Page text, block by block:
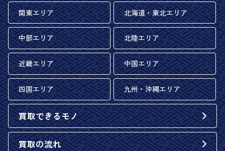
関東エリア 北海道・東北エリア
中部エリア 北陸エリア
近畿エリア 中国エリア
四国エリア 九州・沖縄エリア
買取できるモノ
買取の流れ